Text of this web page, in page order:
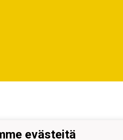
evästeitä